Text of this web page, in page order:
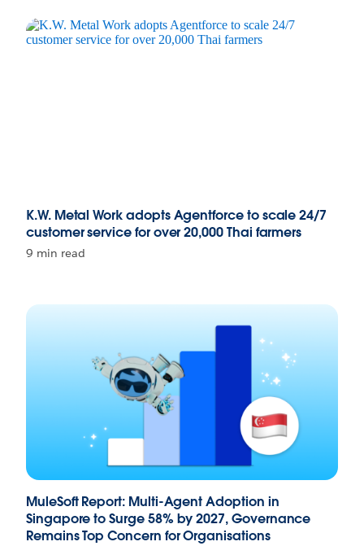
K.W. Metal Work adopts Agentforce to scale 24/7
customer service for over 20,000 Thai farmers
9 min read
MuleSoft Report: Multi-Agent Adoption in
Singapore to Surge 58% by 2027, Governance
Remains Top Concern for Organisations